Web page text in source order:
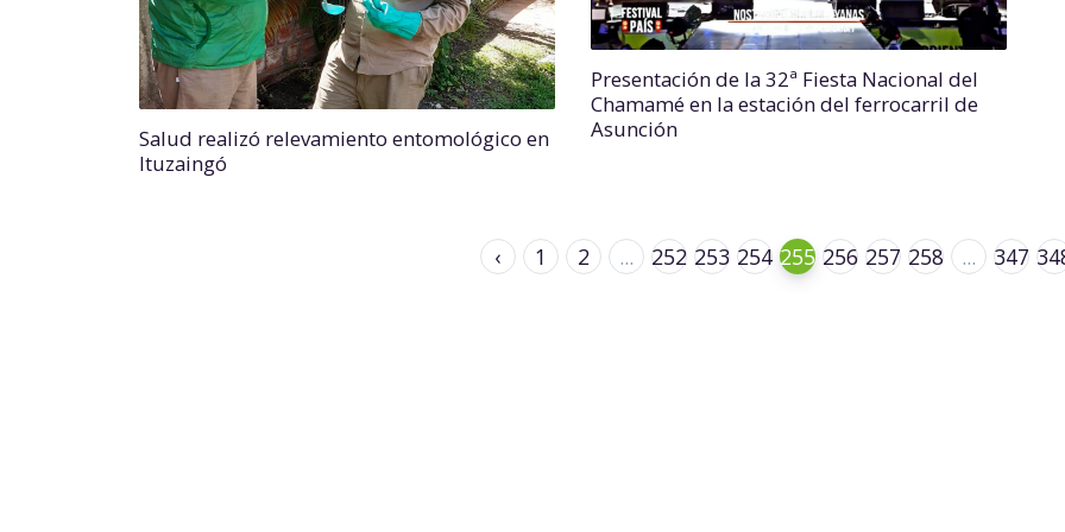
Salud realizó relevamiento entomológico en
Ituzaingó
Presentación de la 32ª Fiesta Nacional del
Chamamé en la estación del ferrocarril de
Asunción
‹ 1 2 ... 252 253 254 255 256 257 258 ... 347